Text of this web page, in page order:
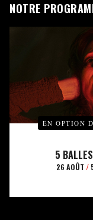
NOTRE
EN OPTION
5
26 AOÛT /